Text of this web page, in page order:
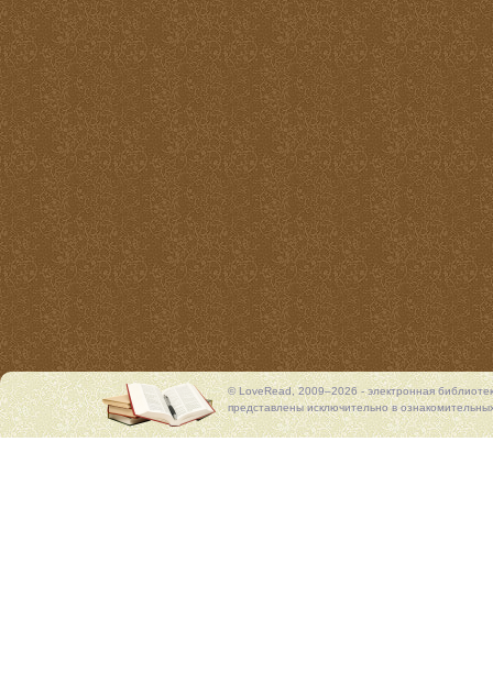
© LoveRead, 2009–2026 - электронная
представлены исключительно в